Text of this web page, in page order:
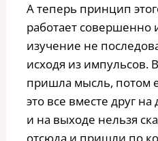
А теперь принцип
работает совершенно
изучение не
исходя из импульсов.
пришла мысль, потом
это все вместе друг
и на выходе нельзя